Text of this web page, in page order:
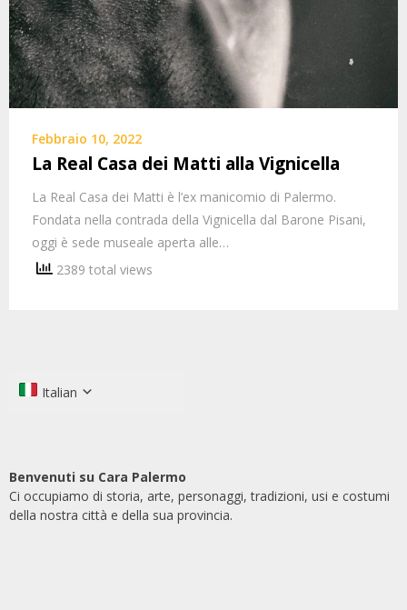
Febbraio 10, 2022
La Real Casa dei Matti alla Vignicella
La Real Casa dei Matti è l’ex manicomio di Palermo.
Fondata nella contrada della Vignicella dal Barone Pisani,
oggi è sede museale aperta alle…
2389 total views
Italian
Benvenuti su Cara Palermo
Ci occupiamo di storia, arte, personaggi, tradizioni, usi e costumi
della nostra città e della sua provincia.